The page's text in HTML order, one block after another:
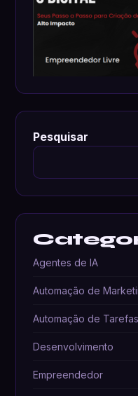
Pesquisar
Agentes de IA
Automação de
Automação de Tarefas
Desenvolvimento
Empreendedor